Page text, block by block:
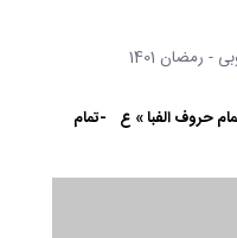
- رمضان 1401
حروف الفبا » ع -تمام